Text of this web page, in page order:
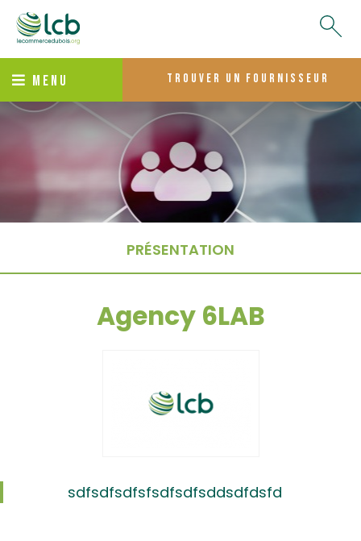
MENU trouver un fournisseur
PRÉSENTATION
Agency 6LAB
sdfsdfsdfsfsdfsdfsddsdfdsfd